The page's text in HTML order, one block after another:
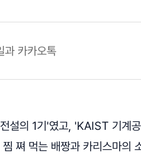
카카오톡
설의 1기'였고, 'KAIST 기계
쪄 먹는 배짱과 카리스마의